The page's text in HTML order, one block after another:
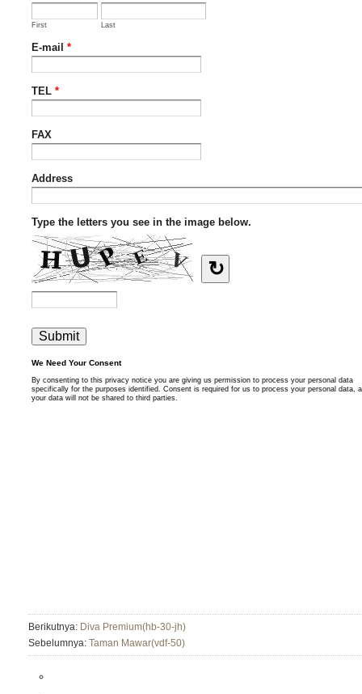
Berikutnya: Diva Premium(hb-30-jh)
Sebelumnya: Taman Mawar(vdf-50)